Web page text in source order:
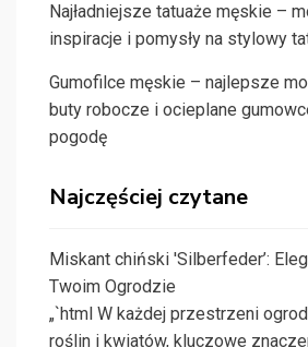
Najładniejsze tatuaże męskie –
inspiracje i pomysły na stylowy
Gumofilce męskie – najlepsze
buty robocze i ocieplane
pogodę
Najczęściej czytane
Miskant chiński 'Silberfeder’:
Twoim Ogrodzie
„`html W każdej przestrzeni
roślin i kwiatów, kluczowe